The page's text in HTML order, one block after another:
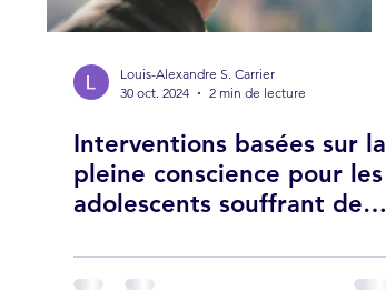
Louis-Alexandre S. Carrier
30 oct. 2024
2 min de lecture
Interventions basées sur la
pleine conscience pour les
adolescents souffrant de
mentale: une revue